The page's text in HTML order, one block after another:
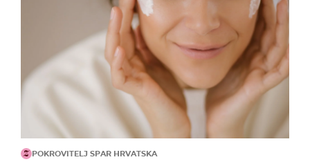
POKROVITELJ SPAR HRVATSKA